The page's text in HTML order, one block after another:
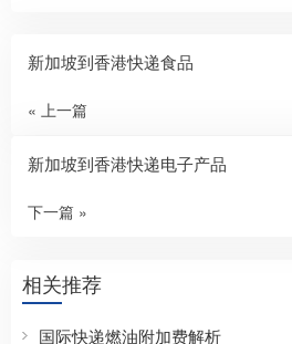
新加坡到香港快递食品
« 上一篇
新加坡到香港快递电子产品
下一篇 »
相关推荐
国际快递燃油附加费解析